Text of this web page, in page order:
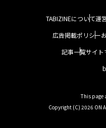
TABIZINEについて運
広告掲載ポリシー
記事一覧サイト
This page
Copyright (C) 2026 ON